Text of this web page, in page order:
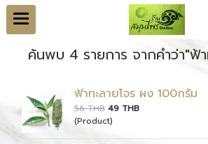
ค้นพบ 4 รายการ จากคำว่า"ฟ้า
ฟ้าทะลายโจร ผง 100กรัม
56 THB 49 THB
(Product)